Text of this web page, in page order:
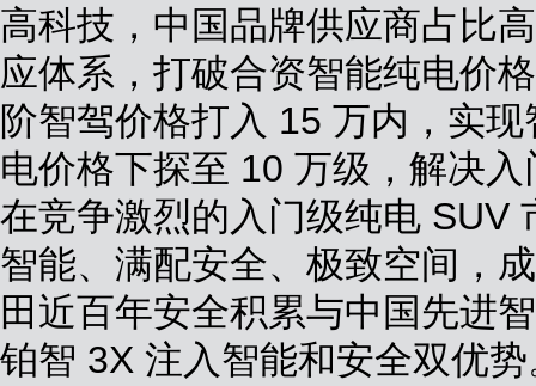
高科技，中国品牌供应商占比
应体系，打破合资智能纯电价
阶智驾价格打入 15 万内，实
电价格下探至 10 万级，解决
在竞争激烈的入门级纯电 SUV
智能、满配安全、极致空间，
田近百年安全积累与中国先进
铂智 3X 注入智能和安全双优